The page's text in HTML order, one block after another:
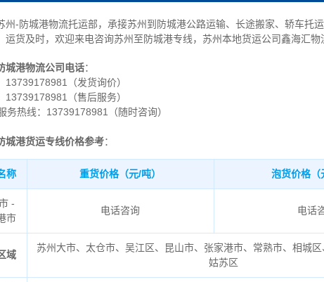
州-防城港物流托运部， 承接苏州到防城港公路运输、长途搬家、轿车托
运货及时，欢迎来电咨询苏州至防城港专线，苏州本地货运公司鑫海汇物
城港物流公司电话：
13739178981（发货询价）
13739178981（售后服务）
务热线：13739178981（随时咨询）
城港货运专线价格参考：
称 重货价格（元/吨） 泡货价格（
-
市
电话咨询 电话
域
苏州大市、太仓市、吴江区、昆山市、张家港市、常熟市、相城区
姑苏区